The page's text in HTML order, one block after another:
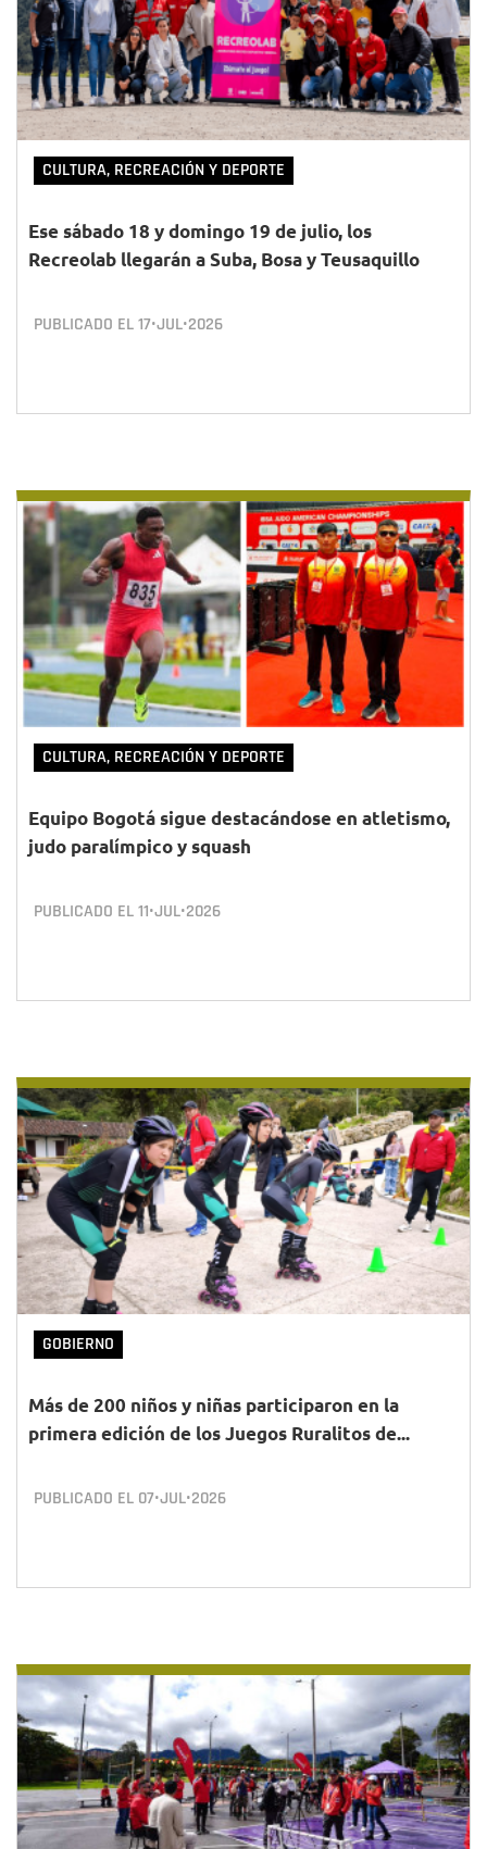
CULTURA, RECREACIÓN Y DEPORTE
Ese sábado 18 y domingo 19 de julio, los
Recreolab llegarán a Suba, Bosa y Teusaquillo
PUBLICADO EL17•JUL•2026
CULTURA, RECREACIÓN Y DEPORTE
Equipo Bogotá sigue destacándose en atletismo,
judo paralímpico y squash
PUBLICADO EL11•JUL•2026
GOBIERNO
Más de 200 niños y niñas participaron en la
primera edición de los Juegos Ruralitos de...
PUBLICADO EL 07•JUL•2026